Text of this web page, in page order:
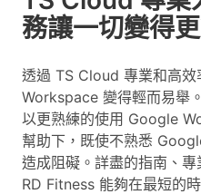
務讓一切變得
透過 TS Cloud 專業和高
Workspace 變得輕而易舉
以更熟練的使用 Google
幫助下，既使不熟悉
造成阻礙。詳盡的指南、
RD Fitness 能夠在最短的